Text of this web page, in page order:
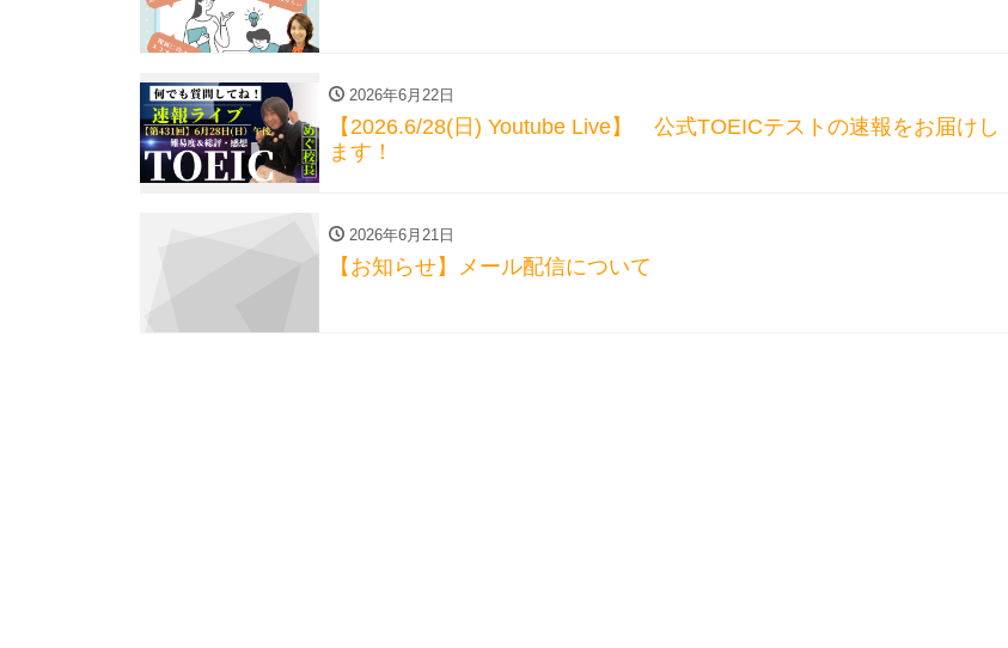
2026年6月22日
【2026.6/28(日) Youtube Live】 公式TOEICテストの速報をお届けし
ます！
2026年6月21日
【お知らせ】メール配信について